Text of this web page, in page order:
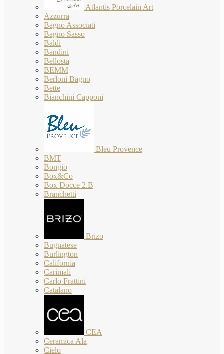
Atlantis Porcelain Art
Azzurra
Bagno Associati
Bagno Sasso
Baldi
Bandini
Bellosta
BEMM
Berloni Bagno
Bette
Bianchini Capponi
Bleu Provence
BMT
Bongio
Box&Co
Box Docce 2.B
Branchetti
Brizo
Bugnatese
Burlington
California
Carimali
Carlo Frattini
Catalano
CEA
Ceramica Ala
Cielo